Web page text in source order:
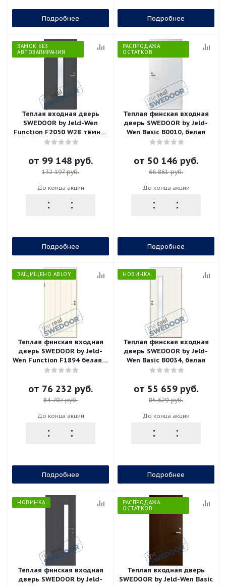
Подробнее Подробнее
ЗАМОК БЕЗ
АВТОЗАПИРАНИЯ
Теплая входная дверь
SWEDOOR by Jeld-Wen
Function F2050 W28 тёмно-
серая (цвет RR23), М9*21,
от 99 148 руб.
132 197 руб.
До конца акции
Подробнее
РАСПРОДАЖА
ОСТАТКОВ
Теплая финская входная
дверь SWEDOOR by Jeld-
Wen Basic B0010, белая
от 50 146 руб.
66 861 руб.
До конца акции
Подробнее
ЗАЩИЩЕНО ABLOY
Теплая финская входная
дверь SWEDOOR by Jeld-
Wen Function F1894 белая, с
замком ABLOY LC102
от 76 232 руб.
84 702 руб.
До конца акции
Подробнее
НОВИНКА
Теплая финская входная
дверь SWEDOOR by Jeld-
Wen Basic B0034, белая
от 55 659 руб.
85 629 руб.
До конца акции
Подробнее
НОВИНКА
Теплая финская входная
дверь SWEDOOR by Jeld-
РАСПРОДАЖА
ОСТАТКОВ
Теплая входная дверь
SWEDOOR by Jeld-Wen Basic